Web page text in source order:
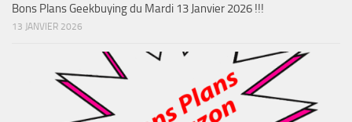
Bons Plans Geekbuying du Mardi 13 Janvier 2026 !!!
13 JANVIER 2026